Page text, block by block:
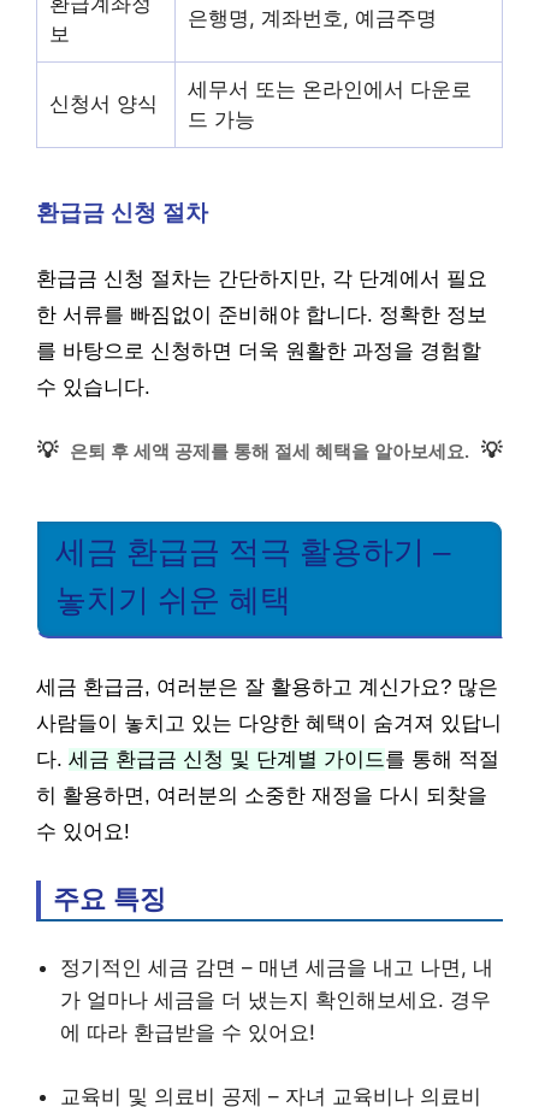
보
은행명, 계좌번호, 예금주명
신청서 양식
세무서 또는 온라인에서 다운로
드 가능
환급금 신청 절차
환급금 신청 절차는 간단하지만, 각 단계에서 필요
한 서류를 빠짐없이 준비해야 합니다. 정확한 정보
를 바탕으로 신청하면 더욱 원활한 과정을 경험할
수 있습니다.
💡 은퇴 후 세액 공제를 통해 절세 혜택을 알아보세요. 💡
세금 환급금 적극 활용하기 –
놓치기 쉬운 혜택
세금 환급금, 여러분은 잘 활용하고 계신가요? 많은
사람들이 놓치고 있는 다양한 혜택이 숨겨져 있답니
다. 세금 환급금 신청 및 단계별 가이드를 통해 적절
히 활용하면, 여러분의 소중한 재정을 다시 되찾을
수 있어요!
주요 특징
정기적인 세금 감면 – 매년 세금을 내고 나면, 내
가 얼마나 세금을 더 냈는지 확인해보세요. 경우
에 따라 환급받을 수 있어요!
교육비 및 의료비 공제 – 자녀 교육비나 의료비